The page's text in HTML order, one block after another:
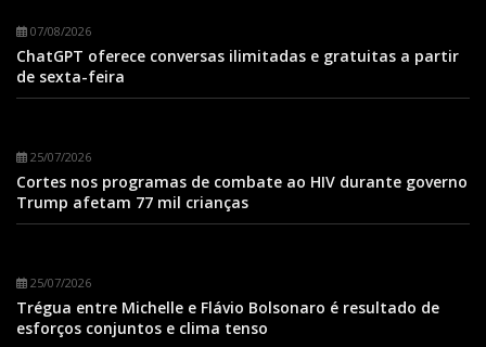
07/08/2026
ChatGPT oferece conversas ilimitadas e gratuitas a partir
de sexta-feira
25/07/2026
Cortes nos programas de combate ao HIV durante governo
Trump afetam 77 mil crianças
25/07/2026
Trégua entre Michelle e Flávio Bolsonaro é resultado de
esforços conjuntos e clima tenso